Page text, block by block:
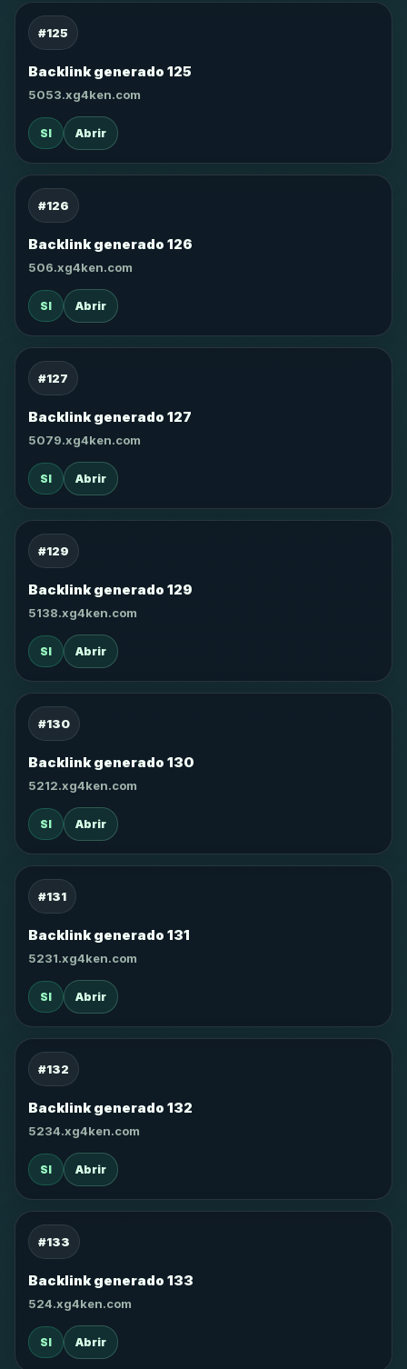
#125
Backlink generado 125
5053.xg4ken.com
SI Abrir
#126
Backlink generado 126
506.xg4ken.com
SI Abrir
#127
Backlink generado 127
5079.xg4ken.com
SI Abrir
#129
Backlink generado 129
5138.xg4ken.com
SI Abrir
#130
Backlink generado 130
5212.xg4ken.com
SI Abrir
#131
Backlink generado 131
5231.xg4ken.com
SI Abrir
#132
Backlink generado 132
5234.xg4ken.com
SI Abrir
#133
Backlink generado 133
524.xg4ken.com
SI Abrir